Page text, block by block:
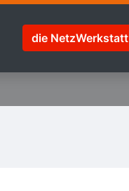
die NetzWerkstatt